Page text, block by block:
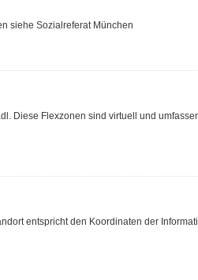
siehe Sozialreferat München
Diese Flexzonen sind virtuell und
entspricht den Koordinaten der